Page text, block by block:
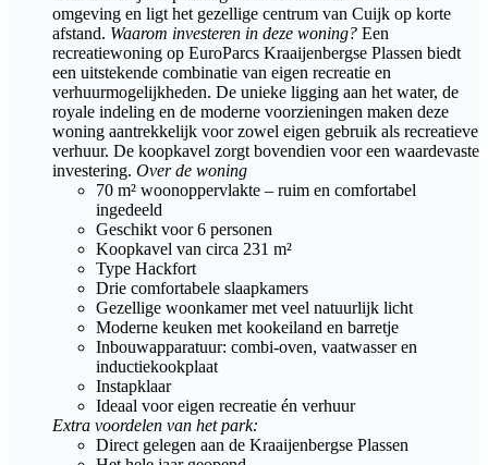
omgeving en ligt het gezellige centrum van Cuijk op korte
afstand. Waarom investeren in deze woning? Een
recreatiewoning op EuroParcs Kraaijenbergse Plassen biedt
een uitstekende combinatie van eigen recreatie en
verhuurmogelijkheden. De unieke ligging aan het water, de
royale indeling en de moderne voorzieningen maken deze
woning aantrekkelijk voor zowel eigen gebruik als recreatieve
verhuur. De koopkavel zorgt bovendien voor een waardevaste
investering. Over de woning
70 m² woonoppervlakte – ruim en comfortabel
ingedeeld
Geschikt voor 6 personen
Koopkavel van circa 231 m²
Type Hackfort
Drie comfortabele slaapkamers
Gezellige woonkamer met veel natuurlijk licht
Moderne keuken met kookeiland en barretje
Inbouwapparatuur: combi-oven, vaatwasser en
inductiekookplaat
Instapklaar
Ideaal voor eigen recreatie én verhuur
Extra voordelen van het park:
Direct gelegen aan de Kraaijenbergse Plassen